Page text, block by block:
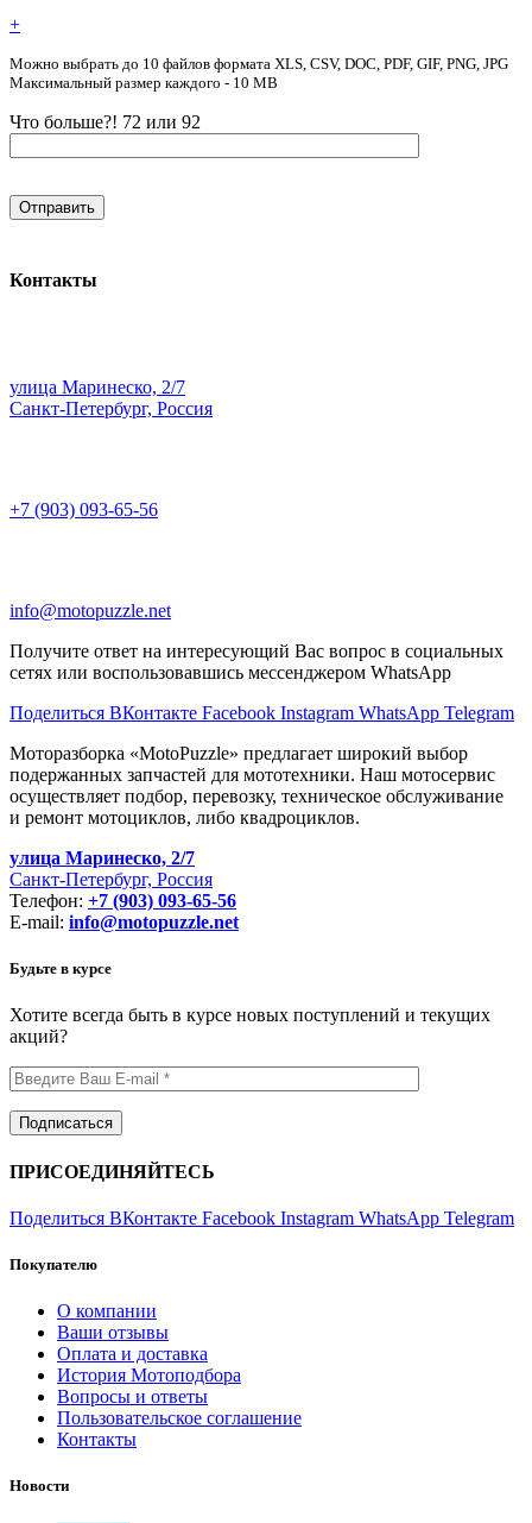
+
Можно выбрать до 10 файлов формата XLS, CSV, DOC, PDF, GIF, PNG, JPG
Максимальный размер каждого - 10 MB
Что больше?! 72 или 92
Контакты
улица Маринеско, 2/7
Санкт-Петербург, Россия
+7 (903) 093-65-56
info@motopuzzle.net
Получите ответ на интересующий Вас вопрос в социальных
сетях или воспользовавшись мессенджером WhatsApp
Поделиться ВКонтакте Facebook Instagram WhatsApp Telegram
Моторазборка «MotoPuzzle» предлагает широкий выбор
подержанных запчастей для мототехники. Наш мотосервис
осуществляет подбор, перевозку, техническое обслуживание
и ремонт мотоциклов, либо квадроциклов.
улица Маринеско, 2/7
Санкт-Петербург, Россия
Телефон: +7 (903) 093-65-56
E-mail: info@motopuzzle.net
Будьте в курсе
Хотите всегда быть в курсе новых поступлений и текущих
акций?
ПРИСОЕДИНЯЙТЕСЬ
Поделиться ВКонтакте Facebook Instagram WhatsApp Telegram
Покупателю
О компании
Ваши отзывы
Оплата и доставка
История Мотоподбора
Вопросы и ответы
Пользовательское соглашение
Контакты
Новости